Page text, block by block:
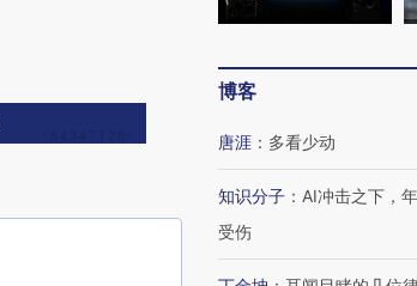
博客
唐涯 ： 多看少动
知识分子 ： AI冲击之下，
受伤